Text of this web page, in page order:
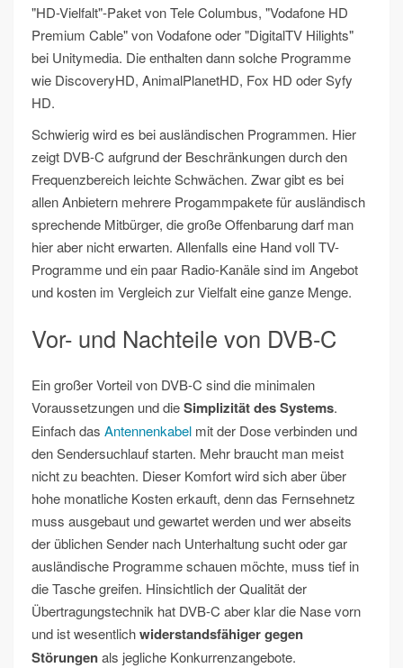
"HD-Vielfalt"-Paket von Tele Columbus, "Vodafone HD
Premium Cable" von Vodafone oder "DigitalTV Hilights"
bei Unitymedia. Die enthalten dann solche Programme
wie DiscoveryHD, AnimalPlanetHD, Fox HD oder Syfy
HD.
Schwierig wird es bei ausländischen Programmen. Hier
zeigt DVB-C aufgrund der Beschränkungen durch den
Frequenzbereich leichte Schwächen. Zwar gibt es bei
allen Anbietern mehrere Progammpakete für ausländisch
sprechende Mitbürger, die große Offenbarung darf man
hier aber nicht erwarten. Allenfalls eine Hand voll TV-
Programme und ein paar Radio-Kanäle sind im Angebot
und kosten im Vergleich zur Vielfalt eine ganze Menge.
Vor- und Nachteile von DVB-C
Ein großer Vorteil von DVB-C sind die minimalen
Voraussetzungen und dieSimplizität des Systems.
Einfach das Antennenkabel mit der Dose verbinden und
den Sendersuchlauf starten. Mehr braucht man meist
nicht zu beachten. Dieser Komfort wird sich aber über
hohe monatliche Kosten erkauft, denn das Fernsehnetz
muss ausgebaut und gewartet werden und wer abseits
der üblichen Sender nach Unterhaltung sucht oder gar
ausländische Programme schauen möchte, muss tief in
die Tasche greifen. Hinsichtlich der Qualität der
Übertragungstechnik hat DVB-C aber klar die Nase vorn
und ist wesentlichwiderstandsfähiger gegen
Störungenals jegliche Konkurrenzangebote.